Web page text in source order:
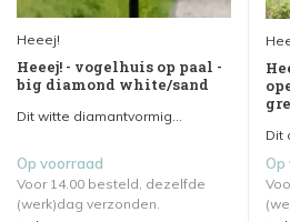
Heeej!
Heeej! - vogelhuis op paal -
big diamond white/sand
Dit witte diamantvormig...
Op voorraad
Voor 14.00 besteld, dezelfde
(werk)dag verzonden.
Dit
Op